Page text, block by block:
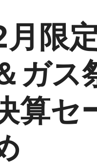
限
ガス
算セ